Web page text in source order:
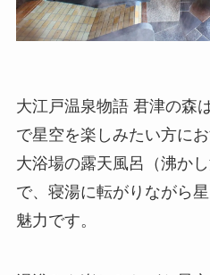
大江戸温泉物語 君津の森
で星空を楽しみたい方に
大浴場の露天風呂（沸か
で、寝湯に転がりながら
魅力です。